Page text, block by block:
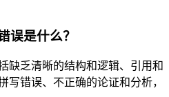
误是什么？
缺乏清晰的结构和逻辑、引用和
写错误、不正确的论证和分析，